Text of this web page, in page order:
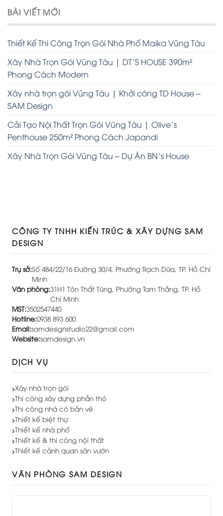
BÀI VIẾT MỚI
Thiết Kế Thi Công Trọn Gói Nhà Phố Maika Vũng Tàu
Xây Nhà Trọn Gói Vũng Tàu | DT’S HOUSE 390m²
Phong Cách Modern
Xây nhà trọn gói Vũng Tàu | Khởi công TD House –
SAM Design
Cải Tạo Nội Thất Trọn Gói Vũng Tàu | Olive’s
Penthouse 250m² Phong Cách Japandi
Xây Nhà Trọn Gói Vũng Tàu – Dự Án BN’s House
CÔNG TY TNHH KIẾN TRÚC & XÂY DỰNG SAM
DESIGN
Trụ sở:Số 484/22/16 Đường 30/4, Phường Rạch Dừa, TP. Hồ Chí
Minh
Văn phòng:31H1 Tôn Thất Tùng, Phường Tam Thắng, TP. Hồ
Chí Minh
MST:3502547440
Hotline:0938 893 600
Email:samdesignstudio22@gmail.com
Website:samdesign.vn
DỊCH VỤ
Xây nhà trọn gói
Thi công xây dựng phần thô
Thi công nhà có bản vẽ
Thiết kế biệt thự
Thiết kế nhà phố
Thiết kế & thi công nội thất
Thiết kế cảnh quan sân vườn
VĂN PHÒNG SAM DESIGN